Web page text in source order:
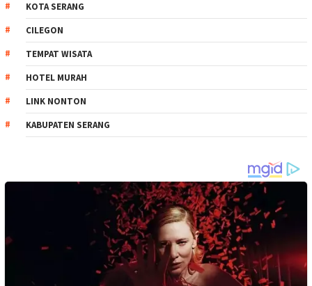
KOTA SERANG
CILEGON
TEMPAT WISATA
HOTEL MURAH
LINK NONTON
KABUPATEN SERANG